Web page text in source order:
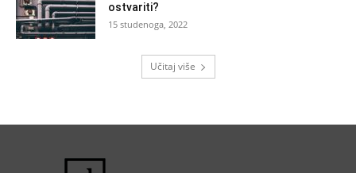
ostvariti?
15 studenoga, 2022
Učitaj više